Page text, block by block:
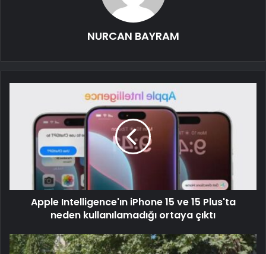
NURCAN BAYRAM
Apple Intelligence'ın iPhone 15 ve 15 Plus'ta
neden kullanılamadığı ortaya çıktı